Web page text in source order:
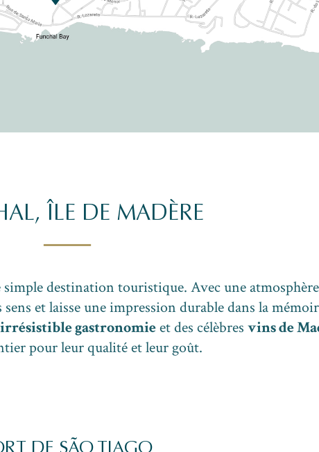
ÎLE DE MADÈRE
simple destination touristique. Avec une
et laisse une impression durable dans la
gastronomieet des célèbres vins de
pour leur qualité et leur goût.